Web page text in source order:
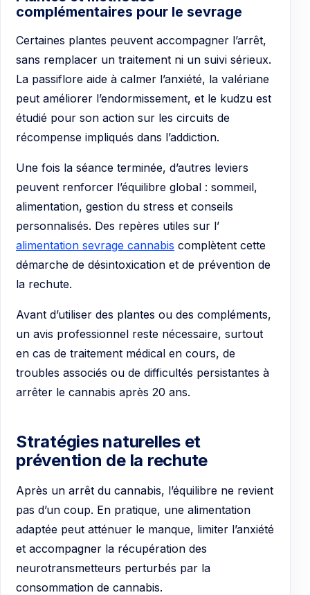
complémentaires pour le sevrage
Certaines plantes peuvent accompagner l’arrêt,
sans remplacer un traitement ni un suivi sérieux.
La passiflore aide à calmer l’anxiété, la valériane
peut améliorer l’endormissement, et le kudzu est
étudié pour son action sur les circuits de
récompense impliqués dans l’addiction.
Une fois la séance terminée, d’autres leviers
peuvent renforcer l’équilibre global : sommeil,
alimentation, gestion du stress et conseils
personnalisés. Des repères utiles sur l’
alimentation sevrage cannabis complètent cette
démarche de désintoxication et de prévention de
la rechute.
Avant d’utiliser des plantes ou des compléments,
un avis professionnel reste nécessaire, surtout
en cas de traitement médical en cours, de
troubles associés ou de difficultés persistantes à
arrêter le cannabis après 20 ans.
Stratégies naturelles et
prévention de la rechute
Après un arrêt du cannabis, l’équilibre ne revient
pas d’un coup. En pratique, une alimentation
adaptée peut atténuer le manque, limiter l’anxiété
et accompagner la récupération des
neurotransmetteurs perturbés par la
consommation de cannabis.